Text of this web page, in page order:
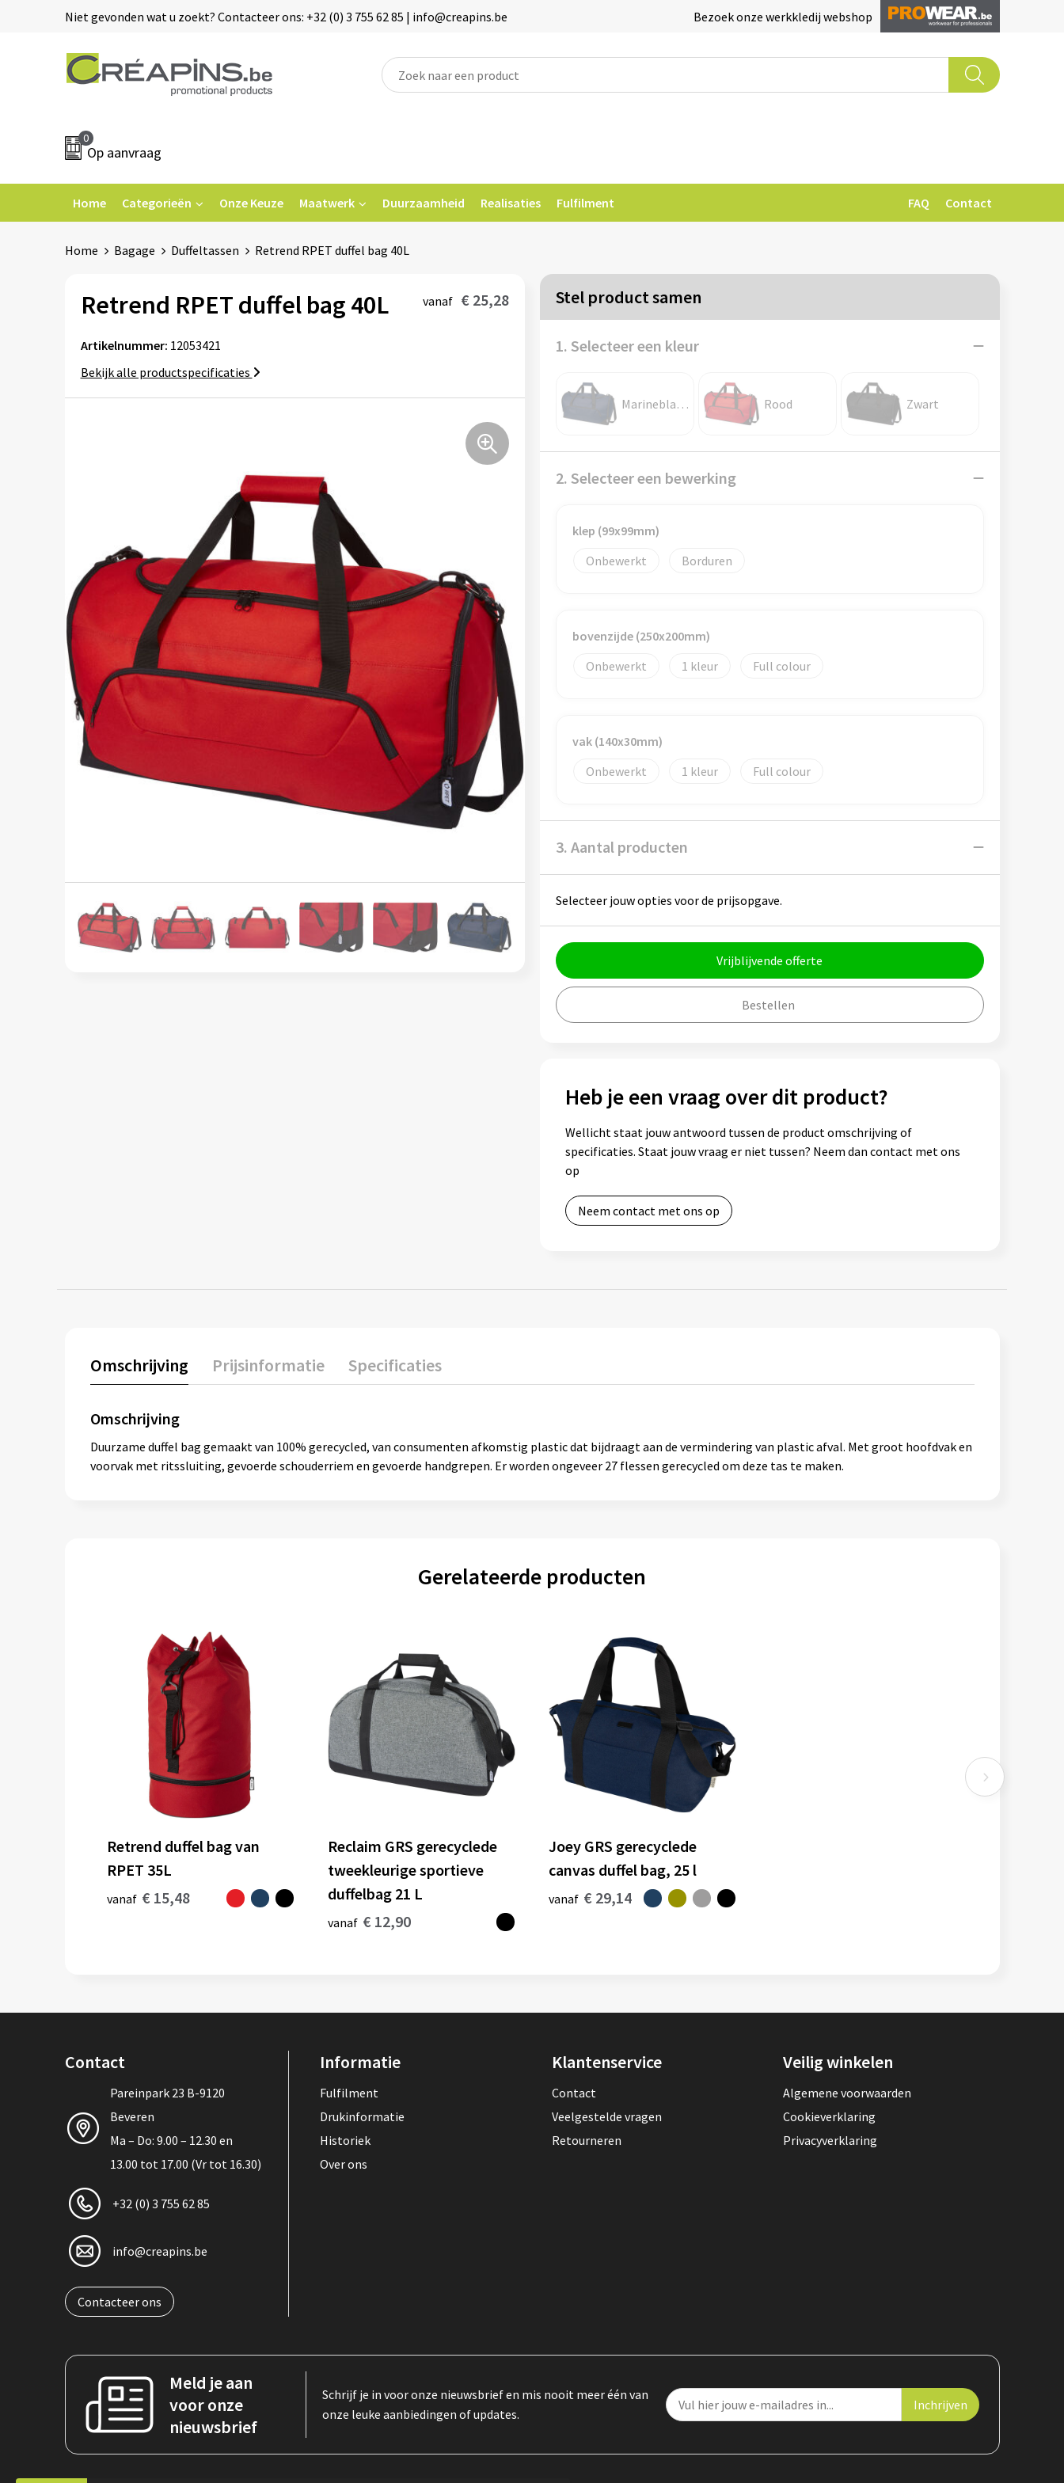
Niet gevonden wat u zoekt? Contacteer ons: +32 (0) 3 755 62 85 | info@creapins.be Bezoek onze werkkledij webshop
0
Op aanvraag
Home Categorieën Onze Keuze Maatwerk Duurzaamheid Realisaties Fulfilment FAQ Contact
Home Bagage Duffeltassen Retrend RPET duffel bag 40L
Retrend RPET duffel bag 40L vanaf € 25,28
Artikelnummer: 12053421
Bekijk alle productspecificaties
Stel product samen
1. Selecteer een kleur
Marineblauw Rood Zwart
2. Selecteer een bewerking
klep (99x99mm)
Onbewerkt
Borduren
bovenzijde (250x200mm)
Onbewerkt
1 Full colour
vak (140x30mm)
Onbewerkt
1 Full colour
3. Aantal producten
Selecteer jouw opties voor de prijsopgave.
Vrijblijvende offerte
Bestellen
Heb je een vraag over dit product?
Wellicht staat jouw antwoord tussen de product omschrijving of
specificaties. Staat jouw vraag er niet tussen? Neem dan contact met ons
op
Neem contact met ons op
Omschrijving Prijsinformatie Specificaties
Omschrijving
Duurzame duffel bag gemaakt van 100% gerecycled, van consumenten afkomstig plastic dat bijdraagt aan de vermindering van plastic afval. Met groot hoofdvak en
voorvak met ritssluiting, gevoerde schouderriem en gevoerde handgrepen. Er worden ongeveer 27 flessen gerecycled om deze tas te maken.
Gerelateerde producten
Retrend duffel bag van
RPET 35L
vanaf € 15,48
Reclaim GRS gerecyclede
tweekleurige sportieve
duffelbag 21 L
vanaf € 12,90
Joey GRS gerecyclede
canvas duffel bag, 25 l
vanaf € 29,14
Contact
Pareinpark 23 B-9120
Beveren
Ma – Do: 9.00 – 12.30 en
13.00 tot 17.00 (Vr tot 16.30)
+32 (0) 3 755 62 85
info@creapins.be
Contacteer ons
Informatie
Fulfilment
Drukinformatie
Historiek
Over ons
Klantenservice
Contact
Veelgestelde vragen
Retourneren
Veilig winkelen
Algemene voorwaarden
Cookieverklaring
Privacyverklaring
Meld je aan
voor onze
nieuwsbrief
Schrijf je in voor onze nieuwsbrief en mis nooit meer één van
onze leuke aanbiedingen of updates.